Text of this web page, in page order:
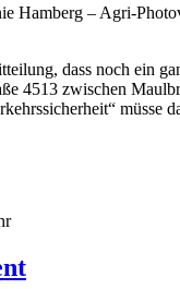
dass noch ein
4513 zwischen
müsse